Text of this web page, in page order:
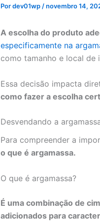
Pordev01wp /novembro 14,
A escolha do produto
especificamente na
como tamanho e local de
Essa decisão impacta
como fazer a escolha
Desvendando a
Para compreender a
o que é argamassa.
O que é argamassa?
É uma combinação de
adicionados para